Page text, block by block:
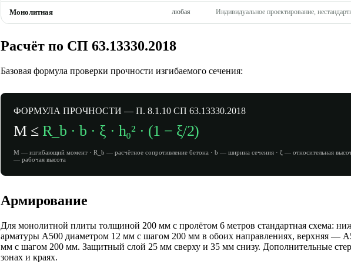
Монолитная любая Индивидуальное проектирование,
Расчёт по СП 63.13330.2018
Базовая формула проверки прочности изгибаемого сечения:
ФОРМУЛА ПРОЧНОСТИ — П. 8.1.10 СП 63.13330.2018
M ≤ R_b · b · ξ · h₀² · (1 − ξ/2)
M — изгибающий момент · R_b — расчётное сопротивление бетона · b — ширина сечения · ξ — относительная
— рабочая высота
Армирование
Для монолитной плиты толщиной 200 мм с пролётом 6 метров стандартная схема:
арматуры А500 диаметром 12 мм с шагом 200 мм в обоих направлениях, верхняя —
мм с шагом 200 мм. Защитный слой 25 мм сверху и 35 мм снизу. Дополнительные
зонах и краях.